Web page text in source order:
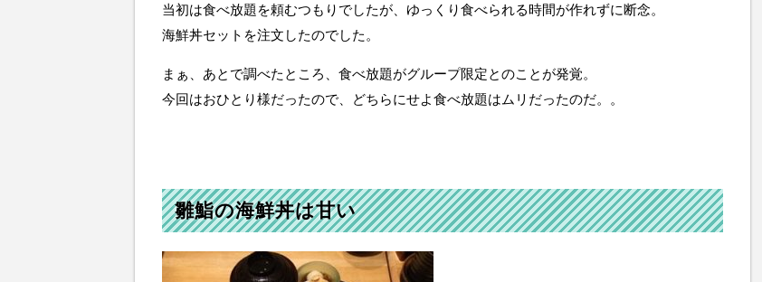
当初は食べ放題を頼むつもりでしたが、ゆっくり食べられる時間が作れずに断念。
海鮮丼セットを注文したのでした。
まぁ、あとで調べたところ、食べ放題がグループ限定とのことが発覚。
今回はおひとり様だったので、どちらにせよ食べ放題はムリだったのだ。。
雛鮨の海鮮丼は甘い